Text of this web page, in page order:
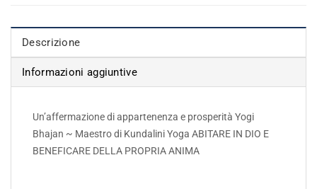
Descrizione
Informazioni aggiuntive
Un’affermazione di appartenenza e prosperità Yogi
Bhajan ~ Maestro di Kundalini Yoga ABITARE IN DIO E
BENEFICARE DELLA PROPRIA ANIMA